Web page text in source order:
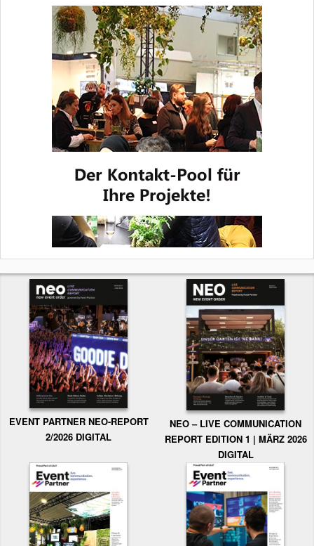
EVENT PARTNER NEO-REPORT
2/2026 DIGITAL
NEO – LIVE COMMUNICATION
REPORT EDITION 1 | MÄRZ 2026
DIGITAL